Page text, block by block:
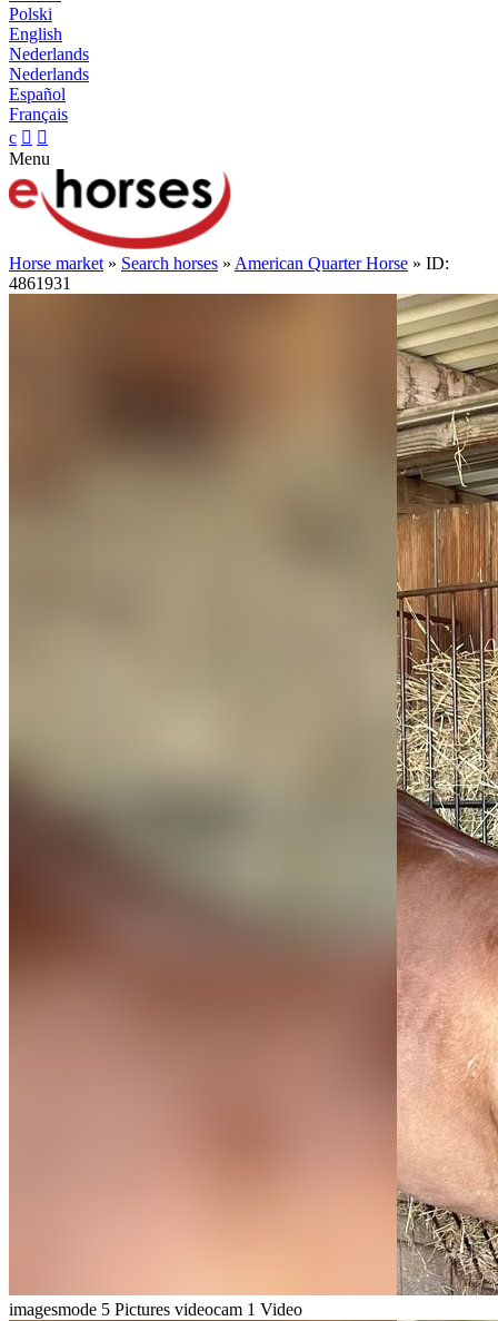
Polski
English
Nederlands
Nederlands
Español
Français
c  
Menu
Horse market » Search horses » American Quarter Horse » ID:
4861931
imagesmode 5 Pictures videocam 1 Video